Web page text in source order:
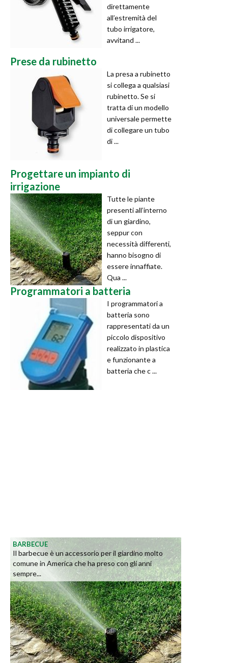
direttamente
all’estremità del
tubo irrigatore,
avvitand ...
Prese da rubinetto
La presa a rubinetto
si collega a qualsiasi
rubinetto. Se si
tratta di un modello
universale permette
di collegare un tubo
di ...
Progettare un impianto di
irrigazione
Tutte le piante
presenti all’interno
di un giardino,
seppur con
necessità differenti,
hanno bisogno di
essere innaffiate.
Qua ...
Programmatori a batteria
I programmatori a
batteria sono
rappresentati da un
piccolo dispositivo
realizzato in plastica
e funzionante a
batteria che c ...
BARBECUE
Il barbecue è un accessorio per il giardino molto
comune in America che ha preso con gli anni
sempre...